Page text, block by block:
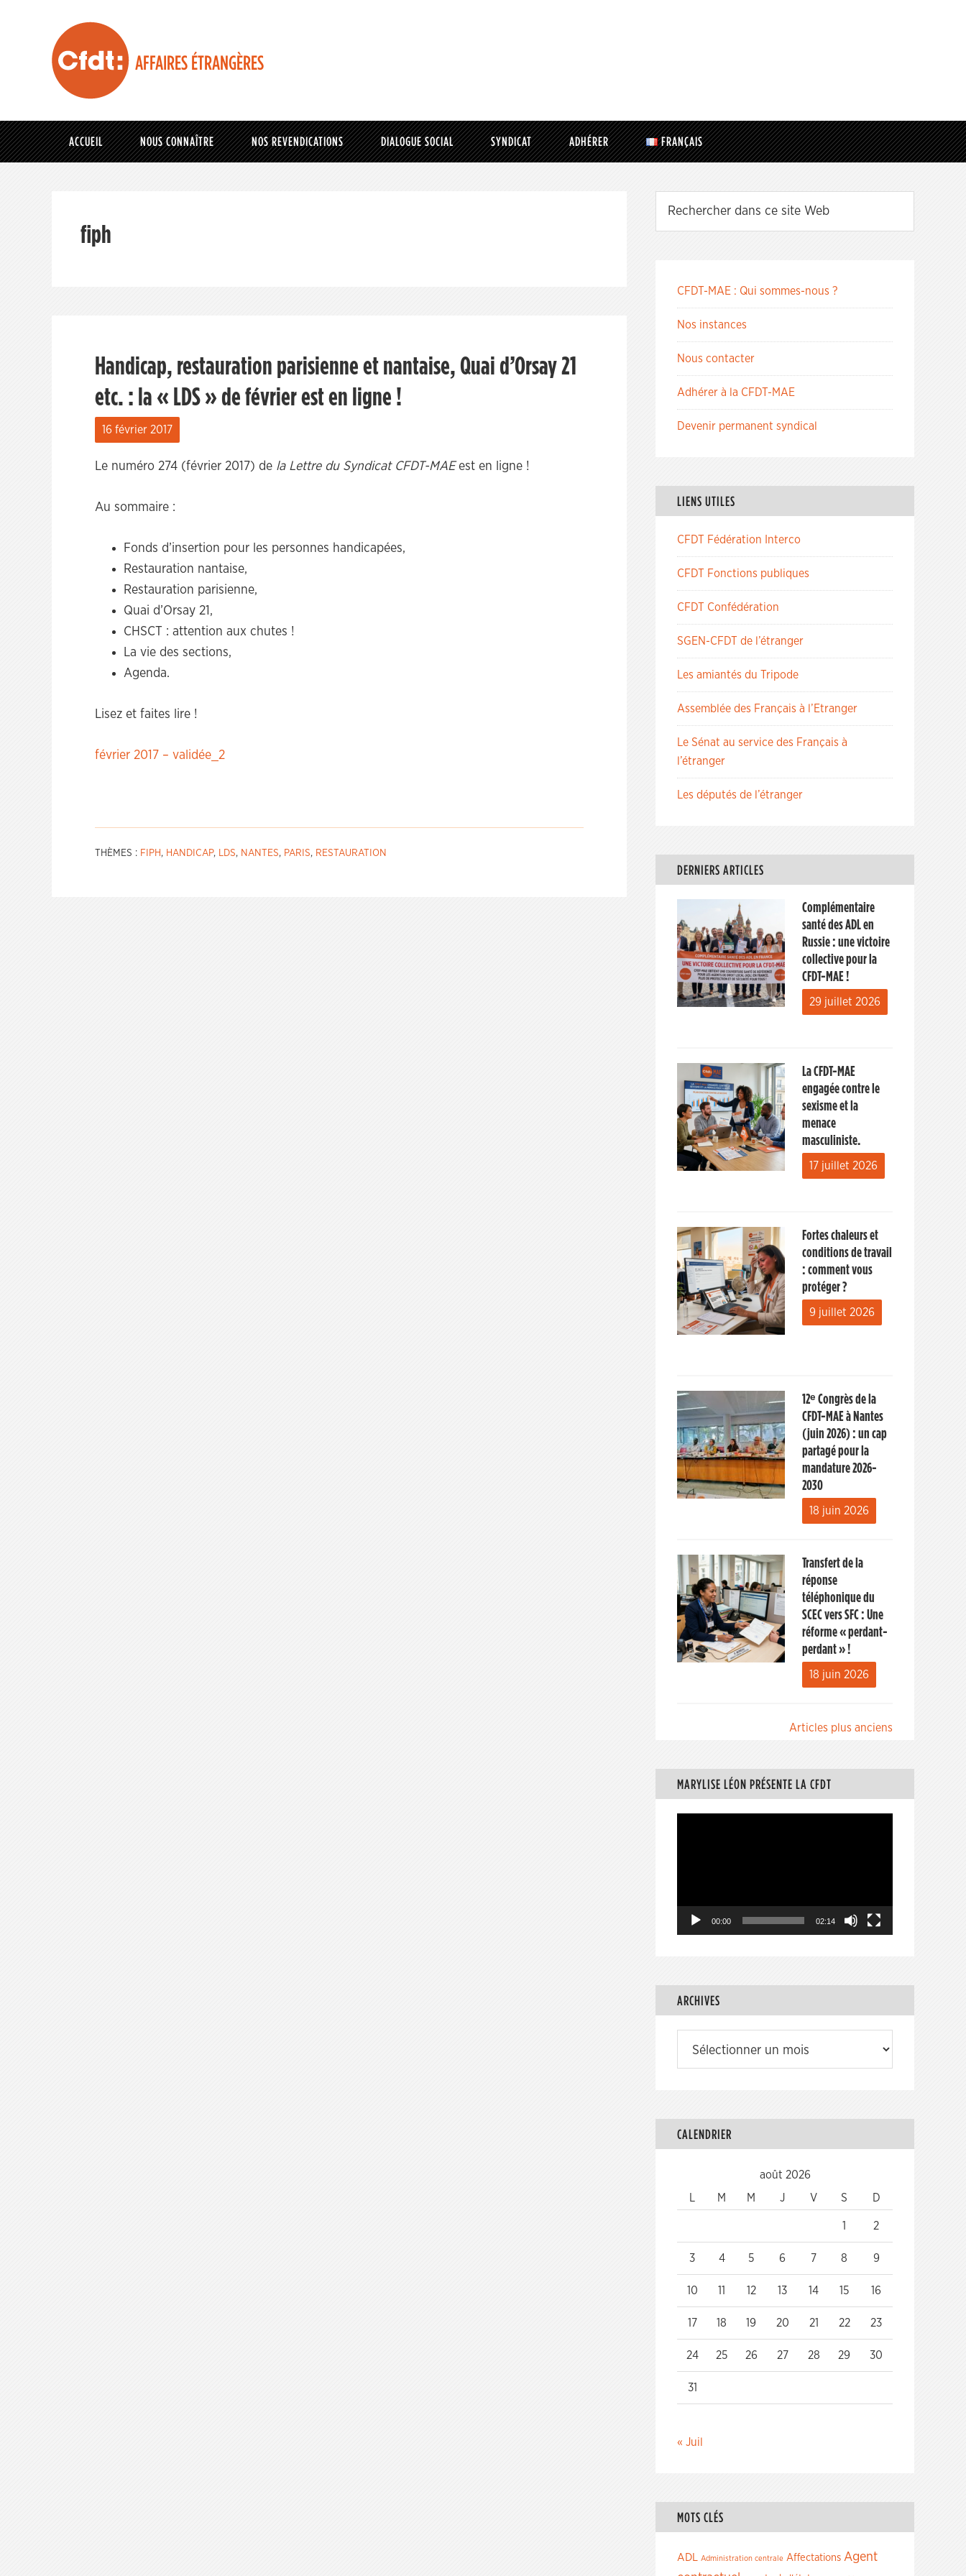
AFFAIRES ÉTRANGÈRES
ACCUEIL NOUS CONNAÎTRE NOS REVENDICATIONS DIALOGUE SOCIAL SYNDICAT ADHÉRER FRANÇAIS
fiph
Handicap, restauration parisienne et nantaise, Quai d’Orsay 21
etc. : la « LDS » de février est en ligne !
16 février 2017
Le numéro 274 (février 2017) de la Lettre du Syndicat CFDT-MAEest en ligne !
Au sommaire :
Fonds d’insertion pour les personnes handicapées,
Restauration nantaise,
Restauration parisienne,
Quai d’Orsay 21,
CHSCT : attention aux chutes !
La vie des sections,
Agenda.
Lisez et faites lire !
février 2017 – validée_2
THÈMES : FIPH , HANDICAP, LDS, NANTES, PARIS, RESTAURATION
CFDT-MAE : Qui sommes-nous ?
Nos instances
Nous contacter
Adhérer à la CFDT-MAE
Devenir permanent syndical
LIENS UTILES
CFDT Fédération Interco
CFDT Fonctions publiques
CFDT Confédération
SGEN-CFDT de l’étranger
Les amiantés du Tripode
Assemblée des Français à l’Etranger
Le Sénat au service des Français à
l’étranger
Les députés de l’étranger
DERNIERS ARTICLES
Complémentaire
santé des ADL en
Russie : une victoire
collective pour la
CFDT-MAE !
29 juillet 2026
La CFDT-MAE
engagée contre le
sexisme et la
menace
masculiniste.
17 juillet 2026
Fortes chaleurs et
conditions de travail
: comment vous
protéger ?
9 juillet 2026
12ᵉ Congrès de la
CFDT-MAE à Nantes
(juin 2026) : un cap
partagé pour la
mandature 2026-
2030
18 juin 2026
Transfert de la
réponse
téléphonique du
SCEC vers SFC : Une
réforme « perdant-
perdant » !
18 juin 2026
articles
Articles plus anciens
MARYLISE LÉON PRÉSENTE LA CFDT
00:00 02:14
ARCHIVES
CALENDRIER
août 2026
M M J V S D
1 2
3 4 5 6 7 8 9
10 11 12 13 14 15 16
17 18 19 20 21 22 23
24 25 26 27 28 29 30
31
« Juil
MOTS CLÉS
ADL Administration centrale Affectations Agent